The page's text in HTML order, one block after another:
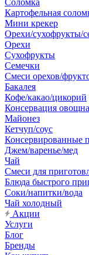
Соломка
Картофельная
Мини крекер
Орехи/сухофрукты/
Орехи
Сухофрукты
Семечки
Смеси орехов/
Бакалея
Кофе/какао/цикорий
Консервация
Майонез
Кетчуп/соус
Консервированные
Джем/варенье/мед
Чай
Смеси для
Блюда быстрого
Соки/напитки/вода
Чай холодный
Акции
Услуги
Блог
Бренды